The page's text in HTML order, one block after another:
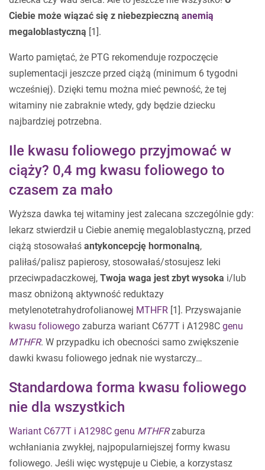
Ciebie może wiązać się z niebezpieczną anemią
megaloblastyczną [1].
Warto pamiętać, że PTG rekomenduje rozpoczęcie
suplementacji jeszcze przed ciążą (minimum 6 tygodni
wcześniej). Dzięki temu można mieć pewność, że tej
witaminy nie zabraknie wtedy, gdy będzie dziecku
najbardziej potrzebna.
Ile kwasu foliowego przyjmować w
ciąży? 0,4 mg kwasu foliowego to
czasem za mało
Wyższa dawka tej witaminy jest zalecana szczególnie gdy:
lekarz stwierdził u Ciebie anemię megaloblastyczną, przed
ciążą stosowałaś antykoncepcję hormonalną,
paliłaś/palisz papierosy, stosowałaś/stosujesz leki
przeciwpadaczkowej, Twoja waga jest zbyt wysoka i/lub
masz obniżoną aktywność reduktazy
metylenotetrahydrofolianowej MTHFR [1]. Przyswajanie
kwasu foliowego zaburza wariant C677T i A1298C genu
MTHFR. W przypadku ich obecności samo zwiększenie
dawki kwasu foliowego jednak nie wystarczy…
Standardowa forma kwasu foliowego
nie dla wszystkich
Wariant C677T i A1298C genu MTHFRzaburza
wchłaniania zwykłej, najpopularniejszej formy kwasu
foliowego. Jeśli więc występuje u Ciebie, a korzystasz